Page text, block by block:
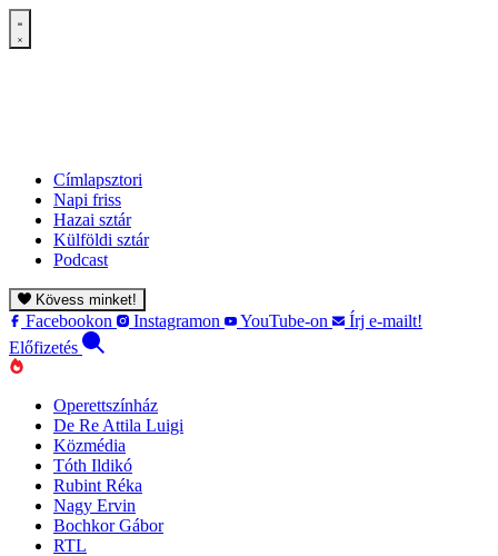
Címlapsztori
Napi friss
Hazai sztár
Külföldi sztár
Podcast
Kövess minket!
Facebookon Instagramon YouTube-on
Írj e-mailt!
Előfizetés
Operettszínház
De Re Attila Luigi
Közmédia
Tóth Ildikó
Rubint Réka
Nagy Ervin
Bochkor Gábor
RTL